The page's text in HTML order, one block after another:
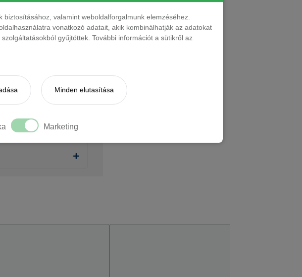
valamint weboldalforgalmunk elemzéséhez.
vonatkozó adatait, akik kombinálhatják az adatokat
gyűjtöttek. További információt a sütikről az
Minden elutasítása
Marketing